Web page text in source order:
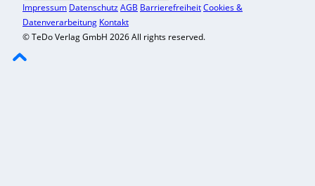
Impressum DatenschutzAGB BarrierefreiheitCookies &
Datenverarbeitung Kontakt
© TeDo Verlag GmbH 2026 All rights reserved.